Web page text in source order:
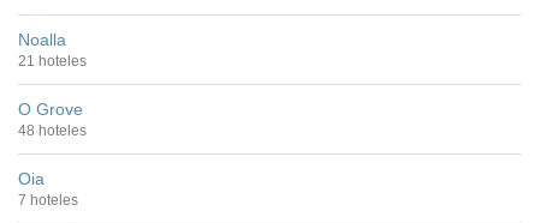
Noalla
21 hoteles
O Grove
48 hoteles
Oia
7 hoteles